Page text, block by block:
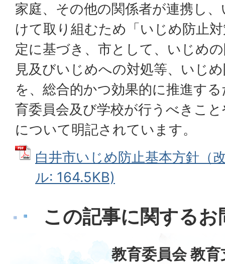
家庭、その他の関係者が連携し
けて取り組むため「いじめ防止
定に基づき、市として、いじめ
見及びいじめへの対処等、いじ
を、総合的かつ効果的に推進す
育委員会及び学校が行うべきこ
について明記されています。
白井市いじめ防止基本方針（
ル: 164.5KB)
この記事に関する
教育委員会 教育